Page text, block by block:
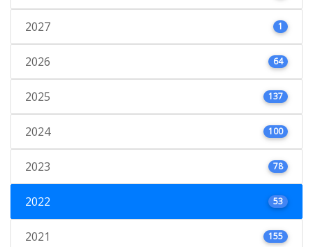
2027 1
2026 64
2025 137
2024 100
2023 78
2022 53
2021 155